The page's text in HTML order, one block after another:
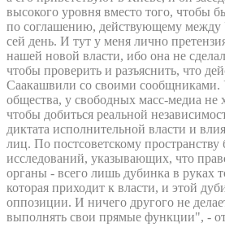
высокого уровня вместо того, чтобы
по соглашению, действующему между
сей день. И тут у меня лично
нашей новой власти, ибо она не
чтобы проверить и разъяснить, что
Саакашвили со своими сообщниками.
общества, у свободных масс-медиа не
чтобы добиться реальной
диктата исполнительной власти и
лиц. По постсоветскому
исследований, указывающих, что
органы - всего лишь дубинка в руках
которая приходит к власти, и этой
оппозиции. И ничего другого не
выполнять свои прямые функции", -